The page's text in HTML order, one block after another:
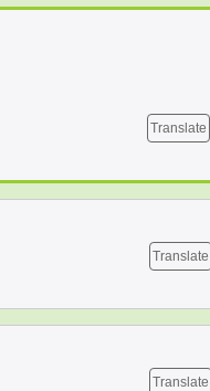
Translate
Translate
Translate